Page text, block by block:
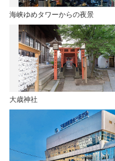
海峡ゆめタワーからの夜景
大歳神社